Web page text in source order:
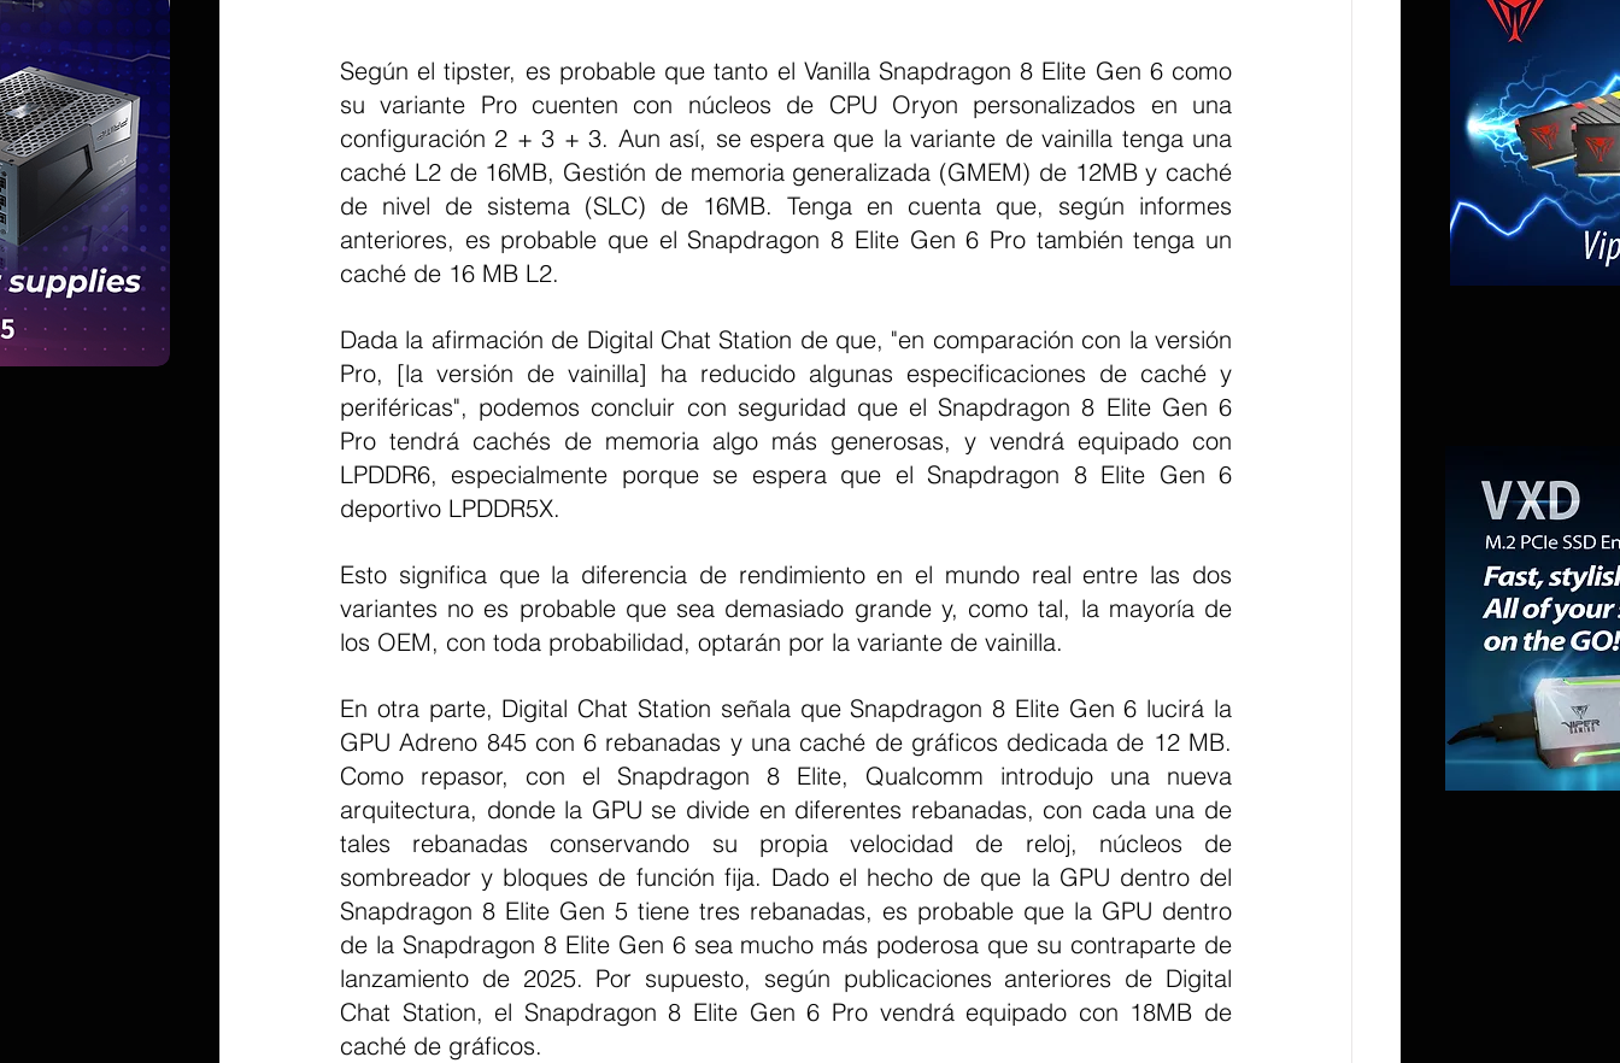
Según el tipster, es probable que tanto el Vanilla Snapdragon 8 Elite Gen 6 como
su variante Pro cuenten con núcleos de CPU Oryon personalizados en una
configuración 2 + 3 + 3. Aun así, se espera que la variante de vainilla tenga una
caché L2 de 16MB, Gestión de memoria generalizada (GMEM) de 12MB y caché
de nivel de sistema (SLC) de 16MB. Tenga en cuenta que, según informes
anteriores, es probable que el Snapdragon 8 Elite Gen 6 Pro también tenga un
caché de 16 MB L2.
Dada la afirmación de Digital Chat Station de que, "en comparación con la versión
Pro, [la versión de vainilla] ha reducido algunas especificaciones de caché y
periféricas", podemos concluir con seguridad que el Snapdragon 8 Elite Gen 6
Pro tendrá cachés de memoria algo más generosas, y vendrá equipado con
LPDDR6, especialmente porque se espera que el Snapdragon 8 Elite Gen 6
deportivo LPDDR5X.
Esto significa que la diferencia de rendimiento en el mundo real entre las dos
variantes no es probable que sea demasiado grande y, como tal, la mayoría de
los OEM, con toda probabilidad, optarán por la variante de vainilla.
En otra parte, Digital Chat Station señala que Snapdragon 8 Elite Gen 6 lucirá la
GPU Adreno 845 con 6 rebanadas y una caché de gráficos dedicada de 12 MB.
Como repasor, con el Snapdragon 8 Elite, Qualcomm introdujo una nueva
arquitectura, donde la GPU se divide en diferentes rebanadas, con cada una de
tales rebanadas conservando su propia velocidad de reloj, núcleos de
sombreador y bloques de función fija. Dado el hecho de que la GPU dentro del
Snapdragon 8 Elite Gen 5 tiene tres rebanadas, es probable que la GPU dentro
de la Snapdragon 8 Elite Gen 6 sea mucho más poderosa que su contraparte de
lanzamiento de 2025. Por supuesto, según publicaciones anteriores de Digital
Chat Station, el Snapdragon 8 Elite Gen 6 Pro vendrá equipado con 18MB de
caché de gráficos.